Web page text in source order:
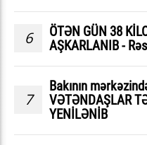
6
ÖTƏN GÜN 38
AŞKARLANIB -
7
Bakının
VƏTƏNDAŞLAR
YENİLƏNİB